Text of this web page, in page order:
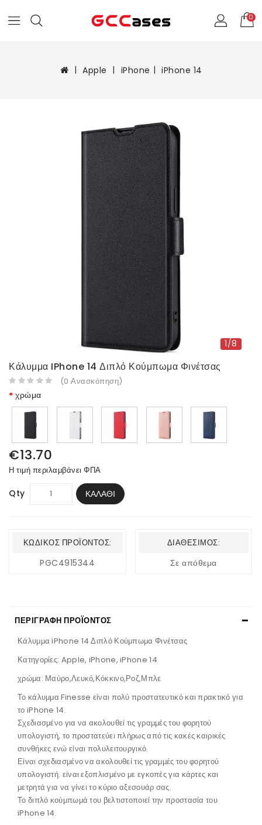
0
Apple iPhone iPhone 14
1/8
Κάλυμμα IPhone 14 Διπλό Κούμπωμα Φινέτσας
(0 Ανασκόπηση)
χρώμα
€13.70
Η τιμή περιλαμβάνει ΦΠΑ
Qty ΚΑΛΆΘΙ
ΚΩΔΙΚΌΣ ΠΡΟΪΌΝΤΟΣ:
PGC4915344
ΔΙΑΘΈΣΙΜΟΣ:
Σε απόθεμα
ΠΕΡΙΓΡΑΦΉ ΠΡΟΪΌΝΤΟΣ
Κάλυμμα iPhone 14 Διπλό Κούμπωμα Φινέτσας
Κατηγορίες: Apple, iPhone, iPhone 14
χρώμα: Μαύρο,Λευκό,Κόκκινο,Ροζ,Μπλε
Το κάλυμμα Finesse είναι πολύ προστατευτικό και πρακτικό για
το iPhone 14.
Σχεδιασμένο για να ακολουθεί τις γραμμές του φορητού
υπολογιστή, το προστατεύει πλήρως από τις κακές καιρικές
συνθήκες ενώ είναι πολυλειτουργικό.
Είναι σχεδιασμένο να ακολουθεί τις γραμμές του φορητού
υπολογιστή. είναι εξοπλισμένο με εγκοπές για κάρτες και
μετρητά για να γίνει το κύριο αξεσουάρ σας.
Το διπλό κούμπωμά του βελτιστοποιεί την προστασία του
iPhone 14.